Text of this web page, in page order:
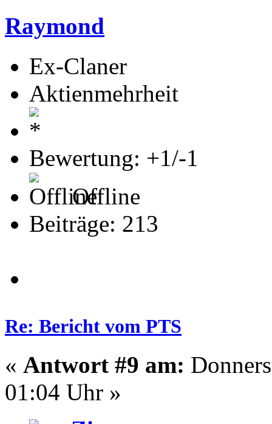
Raymond
Ex-Claner
Aktienmehrheit
Bewertung: +1/-1
Offline
Beiträge: 213
Re: Bericht vom PTS
« Antwort #9 am:
01:04 Uhr »